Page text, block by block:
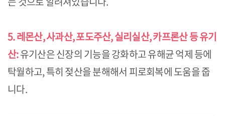
5. 레몬산, 사과산, 포도주산, 실리실산, 카프론산 등 유기
산:유기산은 신장의 기능을 강화하고 유해균 억제 등에
탁월하고, 특히 젖산을 분해해서 피로회복에 도움을 줍
니다.